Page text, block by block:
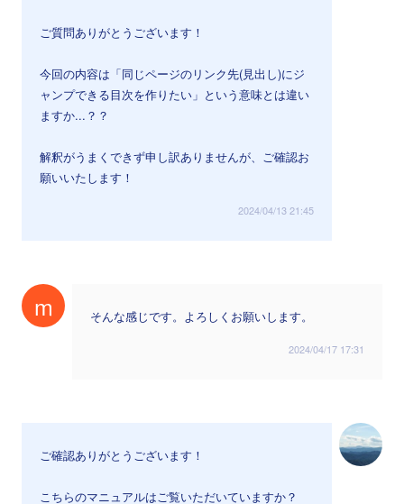
ご質問ありがとうございます！
今回の内容は「同じページのリンク先(見出し)にジ
ャンプできる目次を作りたい」という意味とは違い
ますか...？？
解釈がうまくできず申し訳ありませんが、ご確認お
願いいたします！
2024/04/13 21:45
m そんな感じです。よろしくお願いします。
2024/04/17 17:31
ご確認ありがとうございます！
こちらのマニュアルはご覧いただいていますか？